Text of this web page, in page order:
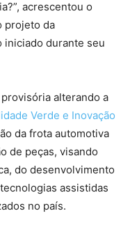
acrescentou o
projeto da
iniciado durante seu
alterando a
Verde e Inovação
da frota automotiva
de peças, visando
do desenvolvimento
assistidas
no país.